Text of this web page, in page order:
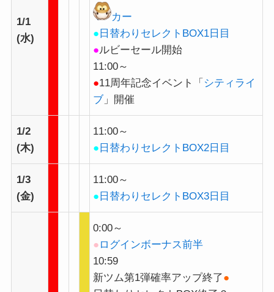
1/1
(水)
カー
● 日替わりセレクトBOX1日目
●ルビーセール開始
11:00～
●11周年記念イベント「 シティライ
ブ 」開催
1/2
(木)
11:00～
● 日替わりセレクトBOX2日目
1/3
(金)
11:00～
● 日替わりセレクトBOX3日目
0:00～
● ログインボーナス前半
10:59
新ツム第1弾確率アップ終了●